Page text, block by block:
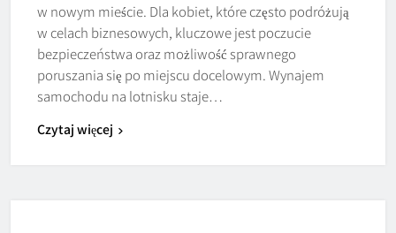
w nowym mieście. Dla kobiet, które często podróżują
w celach biznesowych, kluczowe jest poczucie
bezpieczeństwa oraz możliwość sprawnego
poruszania się po miejscu docelowym. Wynajem
samochodu na lotnisku staje…
Czytaj więcej